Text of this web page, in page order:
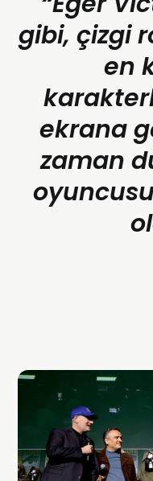
gibi, çizgi
en
ekrana
zaman